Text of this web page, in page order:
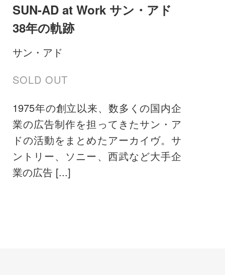
SUN-AD at Work サン・アド
38年の軌跡
サン・アド
SOLD OUT
1975年の創立以来、数多くの国内企
業の広告制作を担ってきたサン・ア
ドの活動をまとめたアーカイヴ。サ
ントリー、ソニー、西武など大手企
業の広告 [...]